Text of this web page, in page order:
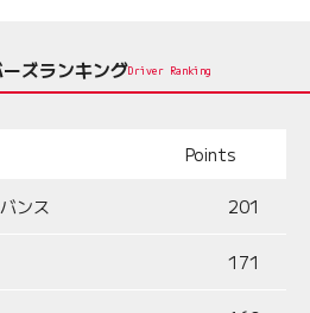
ズランキングDriver Ranking
Points
ンス 201
171